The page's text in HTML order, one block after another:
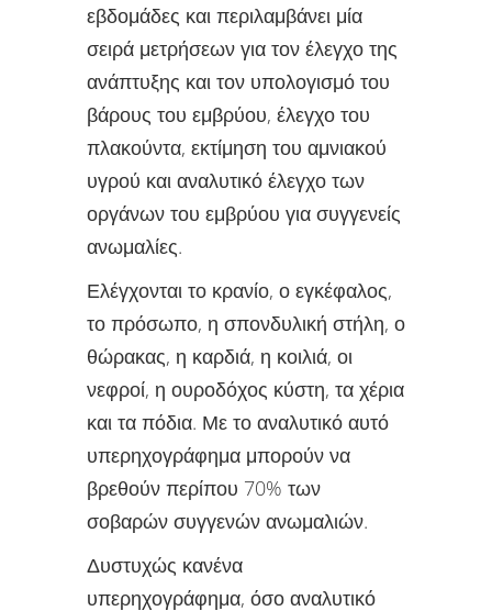
εβδομάδες και περιλαμβάνει μία
σειρά μετρήσεων για τον έλεγχο της
ανάπτυξης και τον υπολογισμό του
βάρους του εμβρύου, έλεγχο του
πλακούντα, εκτίμηση του αμνιακού
υγρού και αναλυτικό έλεγχο των
οργάνων του εμβρύου για συγγενείς
ανωμαλίες.
Ελέγχονται το κρανίο, ο εγκέφαλος,
το πρόσωπο, η σπονδυλική στήλη, ο
θώρακας, η καρδιά, η κοιλιά, οι
νεφροί, η ουροδόχος κύστη, τα χέρια
και τα πόδια. Με το αναλυτικό αυτό
υπερηχογράφημα μπορούν να
βρεθούν περίπου 70% των
σοβαρών συγγενών ανωμαλιών.
Δυστυχώς κανένα
υπερηχογράφημα, όσο αναλυτικό